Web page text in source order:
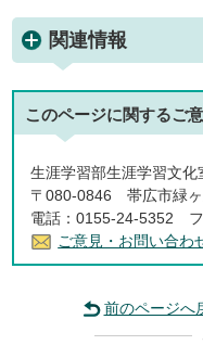
関連情報
このページに関するご
生涯学習部生涯学習文
〒080-0846 帯広市緑
電話：0155-24-5352
ご意見・お問い合わ
前のページへ